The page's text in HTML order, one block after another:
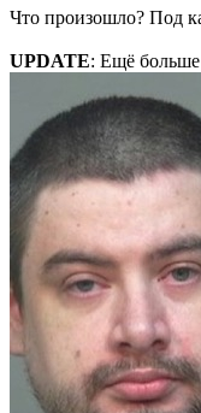
Что произошло? Под
UPDATE: Ещё